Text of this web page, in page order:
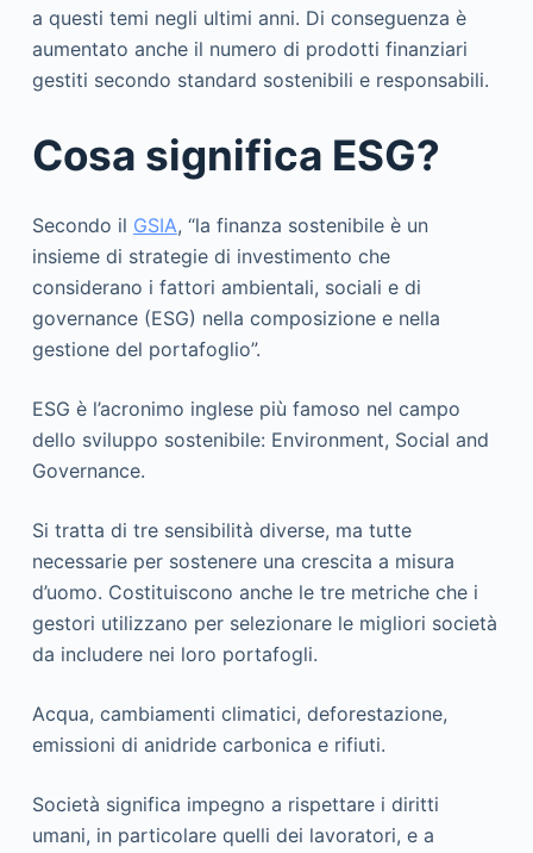
a questi temi negli ultimi anni. Di conseguenza è
aumentato anche il numero di prodotti finanziari
gestiti secondo standard sostenibili e responsabili.
Cosa significa ESG?
Secondo il GSIA, “la finanza sostenibile è un
insieme di strategie di investimento che
considerano i fattori ambientali, sociali e di
governance (ESG) nella composizione e nella
gestione del portafoglio”.
ESG è l’acronimo inglese più famoso nel campo
dello sviluppo sostenibile: Environment, Social and
Governance.
Si tratta di tre sensibilità diverse, ma tutte
necessarie per sostenere una crescita a misura
d’uomo. Costituiscono anche le tre metriche che i
gestori utilizzano per selezionare le migliori società
da includere nei loro portafogli.
Acqua, cambiamenti climatici, deforestazione,
emissioni di anidride carbonica e rifiuti.
Società significa impegno a rispettare i diritti
umani, in particolare quelli dei lavoratori, e a